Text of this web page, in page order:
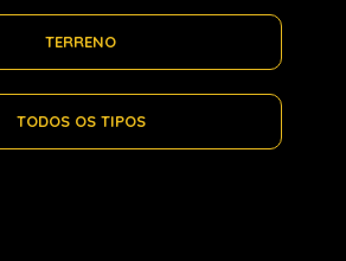
TERRENO
TODOS OS TIPOS